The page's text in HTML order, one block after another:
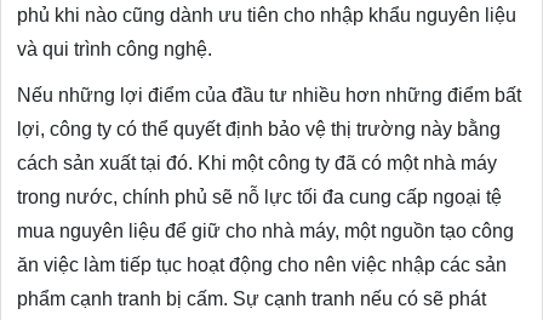
phủ khi nào cũng dành ưu tiên cho nhập khẩu nguyên liệu
và qui trình công nghệ.
Nếu những lợi điểm của đầu tư nhiều hơn những điểm bất
lợi, công ty có thể quyết định bảo vệ thị trường này bằng
cách sản xuất tại đó. Khi một công ty đã có một nhà máy
trong nước, chính phủ sẽ nỗ lực tối đa cung cấp ngoại tệ
mua nguyên liệu để giữ cho nhà máy, một nguồn tạo công
ăn việc làm tiếp tục hoạt động cho nên việc nhập các sản
phẩm cạnh tranh bị cấm. Sự cạnh tranh nếu có sẽ phát